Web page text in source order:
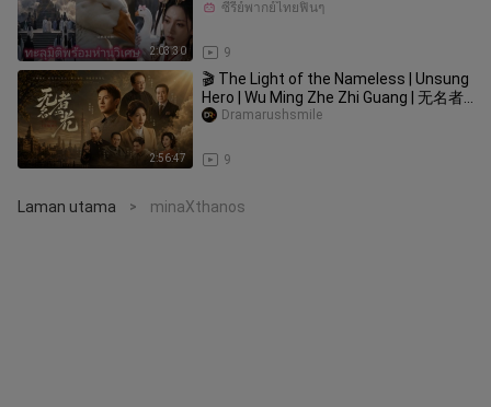
2:03:30
จนทั้งโลกเซียนต้องยอมแพ้
9
ซีรี่ย์พากย์ไทยฟินๆ
2:56:47
🎬 The Light of the Nameless | Unsung
Hero | Wu Ming Zhe Zhi Guang | 无名者
之光
9
Dramarushsmile
Laman utama > minaXthanos